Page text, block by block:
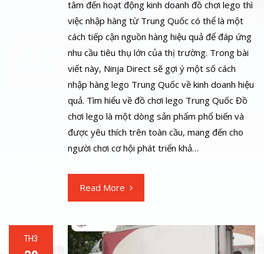
tâm đến hoạt động kinh doanh đồ chơi lego thì
việc nhập hàng từ Trung Quốc có thể là một
cách tiếp cận nguồn hàng hiệu quả để đáp ứng
nhu cầu tiêu thụ lớn của thị trường. Trong bài
viết này, Ninja Direct sẽ gợi ý một số cách
nhập hàng lego Trung Quốc về kinh doanh hiệu
quả. Tìm hiểu về đồ chơi lego Trung Quốc Đồ
chơi lego là một dòng sản phẩm phổ biến và
được yêu thích trên toàn cầu, mang đến cho
người chơi cơ hội phát triển khả…
Read More
TH3